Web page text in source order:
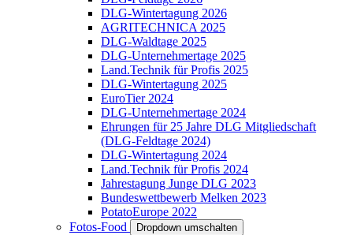
DLG-Wintertagung 2026
AGRITECHNICA 2025
DLG-Waldtage 2025
DLG-Unternehmertage 2025
Land.Technik für Profis 2025
DLG-Wintertagung 2025
EuroTier 2024
DLG-Unternehmertage 2024
Ehrungen für 25 Jahre DLG Mitgliedschaft
(DLG-Feldtage 2024)
DLG-Wintertagung 2024
Land.Technik für Profis 2024
Jahrestagung Junge DLG 2023
Bundeswettbewerb Melken 2023
PotatoEurope 2022
Fotos-Food
Dropdown umschalten